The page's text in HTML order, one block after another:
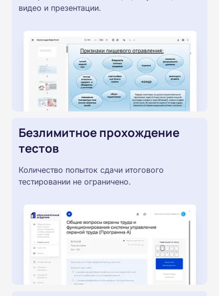
видео и презентации.
Безлимитное прохождение
тестов
Количество попыток сдачи итогового
тестировании не ограничено.